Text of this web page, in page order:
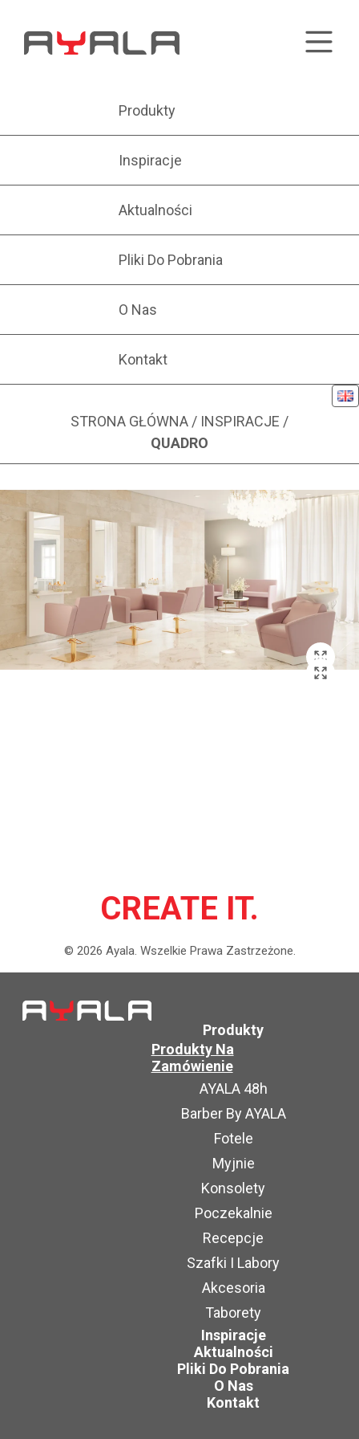
Produkty
Inspiracje
Aktualności
Pliki Do Pobrania
O Nas
Kontakt
STRONA GŁÓWNA / INSPIRACJE /
QUADRO
CREATE IT.
© 2026 Ayala. Wszelkie Prawa Zastrzeżone.
Produkty
Produkty Na
Zamówienie
AYALA 48h
Barber By AYALA
Fotele
Myjnie
Konsolety
Poczekalnie
Recepcje
Szafki I Labory
Akcesoria
Taborety
Inspiracje
Aktualności
Pliki Do Pobrania
O Nas
Kontakt